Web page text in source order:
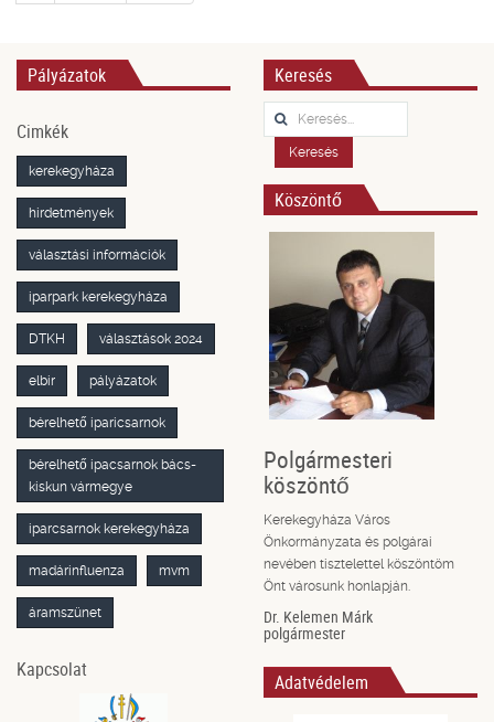
Pályázatok
Cimkék
kerekegyháza
hirdetmények
választási információk
iparpark kerekegyháza
DTKH választások 2024
elbir pályázatok
bérelhető iparicsarnok
bérelhető ipacsarnok bács-
kiskun vármegye
iparcsarnok kerekegyháza
madárinfluenza mvm
áramszünet
Kapcsolat
Keresés
Keresés...
Keresés
Köszöntő
Polgármesteri
köszöntő
Kerekegyháza Város
Önkormányzata és polgárai
nevében tisztelettel köszöntöm
Önt városunk honlapján.
Dr. Kelemen Márk
polgármester
Adatvédelem